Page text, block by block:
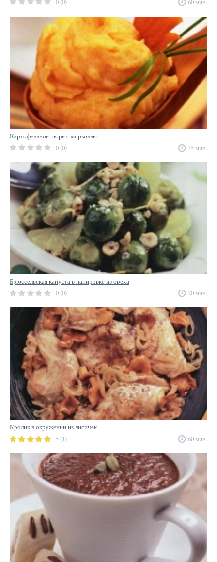
0 (0) 60 мин.
Картофельное пюре с морковью
0 (0)
35 мин.
Брюссельская капуста в панировке из ореха
0 (0)
20 мин.
Кролик в окружении из лисичек
5 (1)
60 мин.